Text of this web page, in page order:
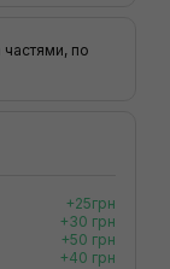
по
+25грн
+30 грн
+50 грн
+40 грн